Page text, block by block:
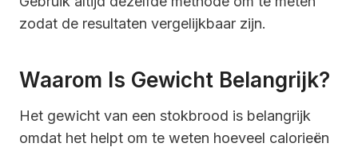
zodat de resultaten vergelijkbaar zijn.
Waarom Is Gewicht Belangrijk?
Het gewicht van een stokbrood is belangrijk
omdat het helpt om te weten hoeveel calorieën